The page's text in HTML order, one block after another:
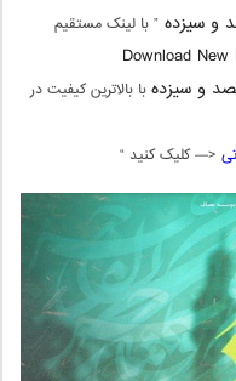
و سیزده” با لینک مستقیم
Download
و سیزدهبا بالاترین کیفیت در
<— کلیک کنید “